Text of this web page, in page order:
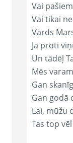
Vai
Vai tikai
Vārds
Ja proti
Un tādēļ
Mēs
Gan
Gan godā
Lai, mūžu
Tas top